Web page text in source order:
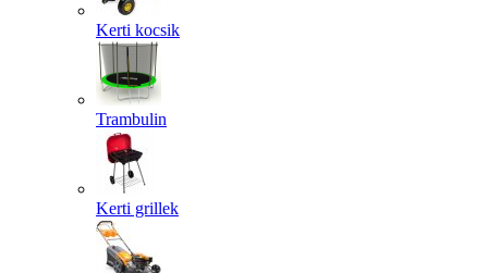
Kerti kocsik
Trambulin
Kerti grillek